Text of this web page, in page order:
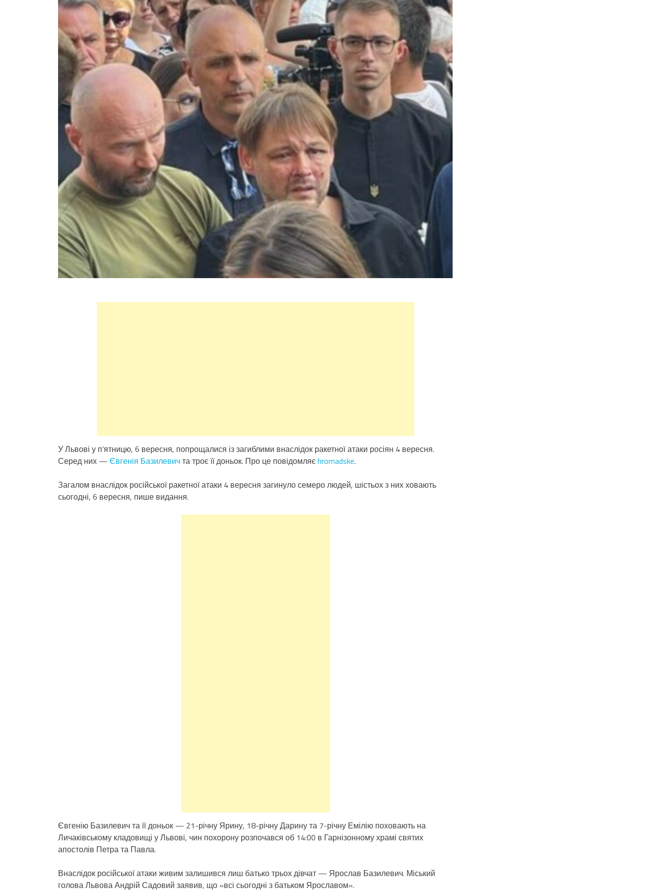
У Львові у п’ятницю, 6 вересня, попрощалися із загиблими внаслідок ракетної атаки росіян 4 вересня.
Серед них — Євгенія Базилевичта троє її доньок. Про це повідомляєhromadske.
Загалом внаслідок російської ракетної атаки 4 вересня загинуло семеро людей, шістьох з них ховають
сьогодні, 6 вересня, пише видання.
Євгенію Базилевич та її доньок — 21-річну Ярину, 18-річну Дарину та 7-річну Емілію поховають на
Личаківському кладовищі у Львові, чин похорону розпочався об 14:00 в Гарнізонному храмі святих
апостолів Петра та Павла.
Внаслідок російської атаки живим залишився лиш батько трьох дівчат — Ярослав Базилевич. Міський
голова Львова Андрій Садовий заявив, що «всі сьогодні з батьком Ярославом».